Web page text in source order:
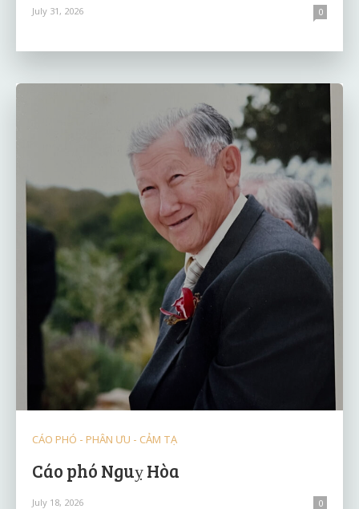
July 31, 2026 0
CÁO PHÓ - PHÂN ƯU - CẢM TẠ
Cáo phó Nguỵ Hòa
July 18, 2026 0